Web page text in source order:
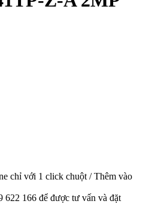
chỉ với 1 click chuột / Thêm vào
166 để được tư vấn và đặt